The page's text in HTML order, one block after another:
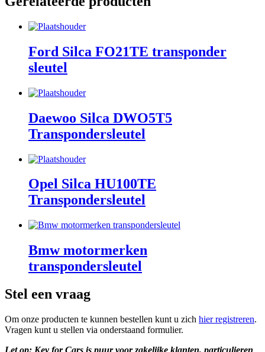
Ford Silca FO21TE transponder
sleutel
Daewoo Silca DWO5T5
Transpondersleutel
Opel Silca HU100TE
Transpondersleutel
Bmw motormerken
transpondersleutel
Stel een vraag
Om onze producten te kunnen bestellen kunt u zich hier registreren.
Vragen kunt u stellen via onderstaand formulier.
Let op: Key for Cars is puur voor zakelijke klanten, particulieren